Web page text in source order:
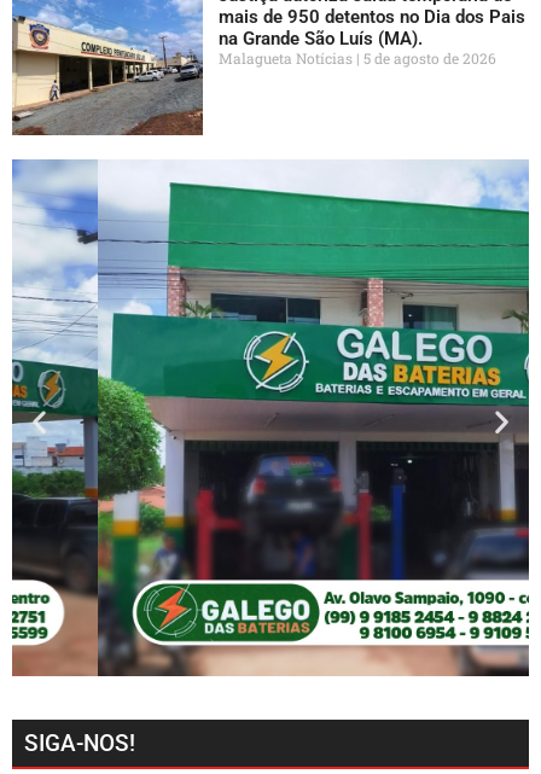
mais de 950 detentos no Dia dos Pais
na Grande São Luís (MA).
Malagueta Notícias 5 de agosto de 2026
SIGA-NOS!